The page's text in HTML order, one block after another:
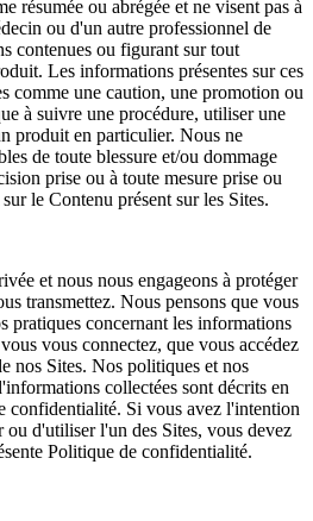
résumée ou abrégée et ne visent pas à
ou d'un autre professionnel de
contenues ou figurant sur tout
Les informations présentes sur ces
comme une caution, une promotion ou
à suivre une procédure, utiliser une
produit en particulier. Nous ne
de toute blessure et/ou dommage
prise ou à toute mesure prise ou
le Contenu présent sur les Sites.
et nous nous engageons à protéger
transmettez. Nous pensons que vous
pratiques concernant les informations
vous connectez, que vous accédez
nos Sites. Nos politiques et nos
collectées sont décrits en
confidentialité. Si vous avez l'intention
ou d'utiliser l'un des Sites, vous devez
Politique de confidentialité.